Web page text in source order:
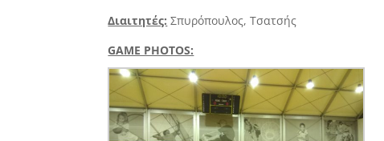
Διαιτητές: Σπυρόπουλος, Τσατσής
GAME PHOTOS: